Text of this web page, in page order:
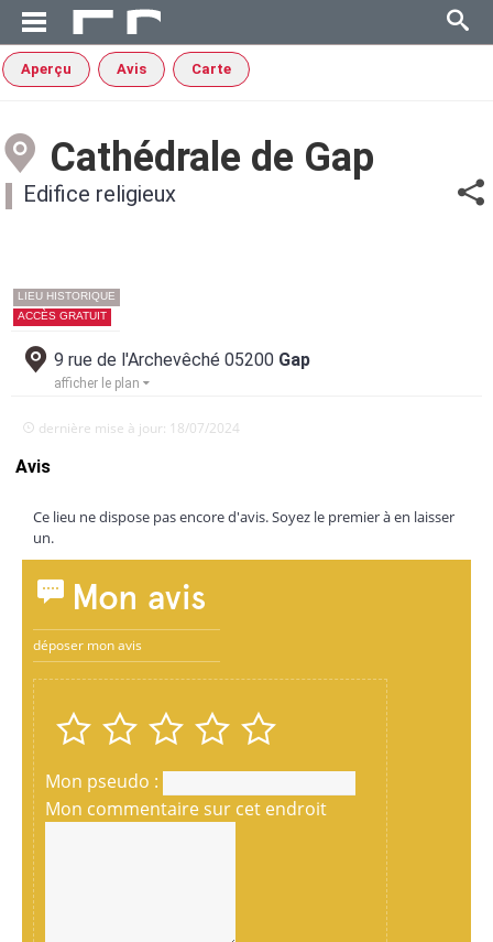
Aperçu Avis Carte
Cathédrale de Gap
Edifice religieux
LIEU HISTORIQUE
ACCÈS GRATUIT
9 rue de l'Archevêché 05200 Gap
afficher le plan
dernière mise à jour: 18/07/2024
Avis
Ce lieu ne dispose pas encore d'avis. Soyez le premier à en laisser
un.
Mon avis
déposer mon avis
Mon pseudo :
Mon commentaire sur cet endroit